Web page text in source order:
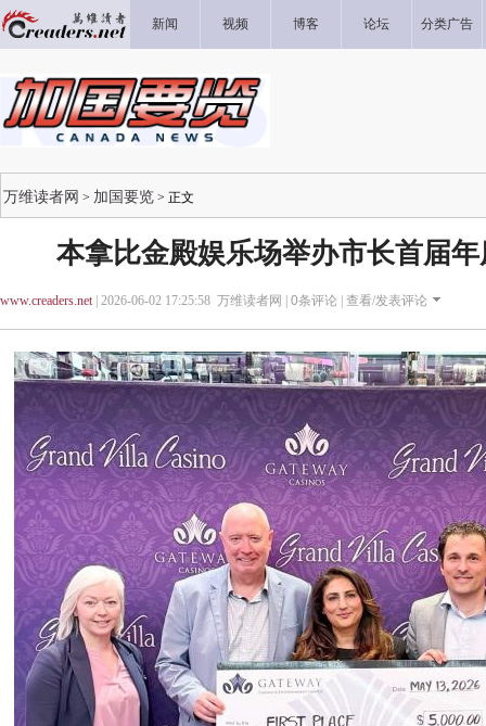
新闻 视频 博客 论坛 分类广告
万维读者网 > 加国要览 > 正文
本拿比金殿娱乐场举办市长首届
www.creaders.net| 2026-06-02 17:25:58 万维读者网 | 0条评论 | 查看/发表评论